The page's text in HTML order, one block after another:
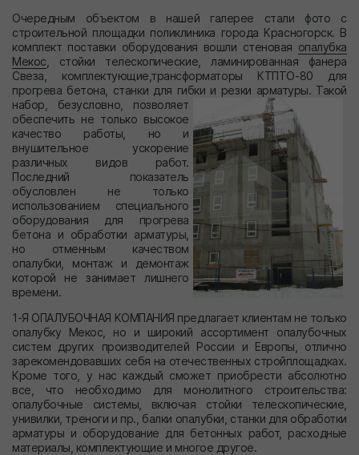
Очередным объектом в нашей галерее стали фото с
строительной площадки поликлиника города Красногорск. В
комплект поставки оборудования вошли стеновая опалубка
Мекос , стойки телескопические, ламинированная фанера
Свеза, комплектующие,трансформаторы КТПТО-80 для
прогрева бетона, станки для гибки и резки арматуры. Такой
набор, безусловно, позволяет
обеспечить не только высокое
качество работы, но и
внушительное ускорение
различных видов работ.
Последний показатель
обусловлен не только
использованием специального
оборудования для прогрева
бетона и обработки арматуры,
но отменным качеством
опалубки, монтаж и демонтаж
которой не занимает лишнего
времени.
1-Я ОПАЛУБОЧНАЯ КОМПАНИЯ предлагает клиентам не только
опалубку Мекос, но и широкий ассортимент опалубочных
систем других производителей России и Европы, отлично
зарекомендовавших себя на отечественных стройплощадках.
Кроме того, у нас каждый сможет приобрести абсолютно
все, что необходимо для монолитного строительства:
опалубочные системы, включая стойки телескопические,
унивилки, треноги и пр., балки опалубки, станки для обработки
арматуры и оборудование для бетонных работ, расходные
материалы, комплектующие и многое другое.